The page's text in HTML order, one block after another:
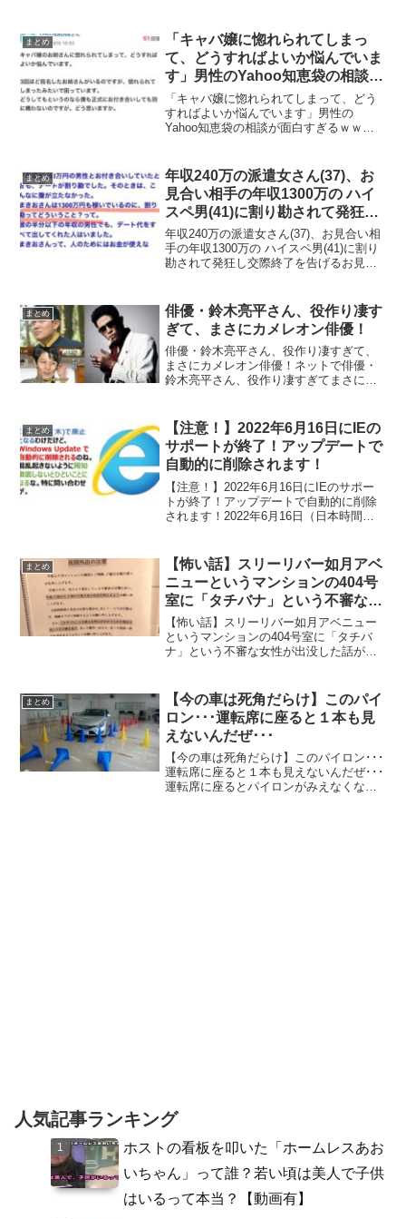
者と渡辺優樹容疑者と小島智信容疑者、
藤田聖也容疑者の4人の黒...
まとめ
「キャバ嬢に惚れられてしまっ
て、どうすればよいか悩んでいま
す」男性のYahoo知恵袋の相談が
面白すぎるｗｗｗ
「キャバ嬢に惚れられてしまって、どう
すればよいか悩んでいます」男性の
Yahoo知恵袋の相談が面白すぎるｗｗｗ
いた一連のストーリーが面白すぎると話
題になっています。質...
まとめ
年収240万の派遣女さん(37)、お
見合い相手の年収1300万の ハイ
スペ男(41)に割り勘されて発狂し
交際終了を告げる
年収240万の派遣女さん(37)、お見合い相
手の年収1300万の ハイスペ男(41)に割り
勘されて発狂し交際終了を告げるお見合
るも、ファーストデートで割...
まとめ
俳優・鈴木亮平さん、役作り凄す
ぎて、まさにカメレオン俳優！
俳優・鈴木亮平さん、役作り凄すぎて、
まさにカメレオン俳優！ネットで俳優・
鈴木亮平さん、役作り凄すぎてまさにカ
木亮平の本職感も異常
pic.twitter.com/AtR...
まとめ
【注意！】2022年6月16日にIEの
サポートが終了！アップデートで
自動的に削除されます！
【注意！】2022年6月16日にIEのサポー
トが終了！アップデートで自動的に削除
されます！2022年6月16日（日本時間）
が終了し、Windows Updateにより...
まとめ
【怖い話】スリーリバー如月アベ
ニューというマンションの404号
室に「タチバナ」という不審な女
性が出没した話がホラーすぎる
【動画有】
【怖い話】スリーリバー如月アベニュー
というマンションの404号室に「タチバ
ナ」という不審な女性が出没した話がホ
む立花（タチバナ）という女性が叫んで
いるという話とその...
まとめ
【今の車は死角だらけ】このパイ
ロン･･･運転席に座ると１本も見
えないんだぜ･･･
【今の車は死角だらけ】このパイロン･･･
運転席に座ると１本も見えないんだぜ･･･
運転席に座るとパイロンがみえなくな
人気記事ランキング
ホストの看板を叩いた「ホームレスあお
いちゃん」って誰？若い頃は美人で子供
はいるって本当？【動画有】